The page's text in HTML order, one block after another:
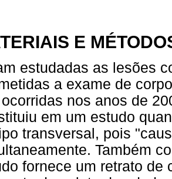
E
estudadas as lesões
a exame de
nos anos de
em um estudo
transversal, pois
Também
fornece um retrato de